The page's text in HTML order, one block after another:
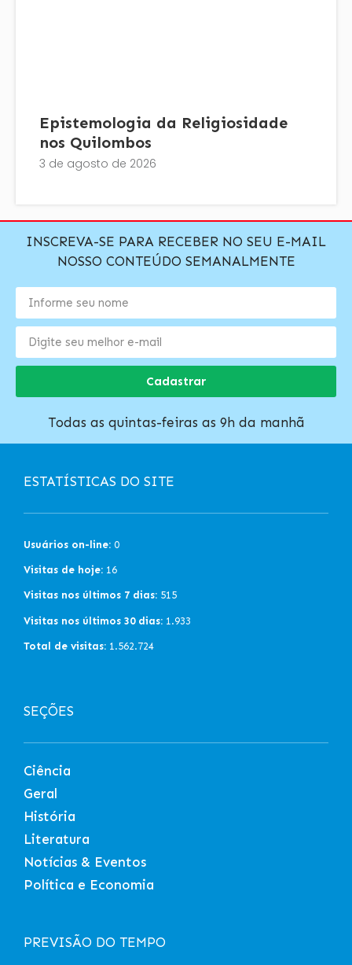
Epistemologia da Religiosidade
nos Quilombos
3 de agosto de 2026
INSCREVA-SE PARA RECEBER NO SEU E-MAIL
NOSSO CONTEÚDO SEMANALMENTE
Cadastrar
Todas as quintas-feiras as 9h da manhã
ESTATÍSTICAS DO SITE
Usuários on-line: 0
Visitas de hoje: 16
Visitas nos últimos 7 dias: 515
Visitas nos últimos 30 dias: 1.933
Total de visitas: 1.562.724
SEÇÕES
Ciência
Geral
História
Literatura
Notícias & Eventos
Política e Economia
PREVISÃO DO TEMPO